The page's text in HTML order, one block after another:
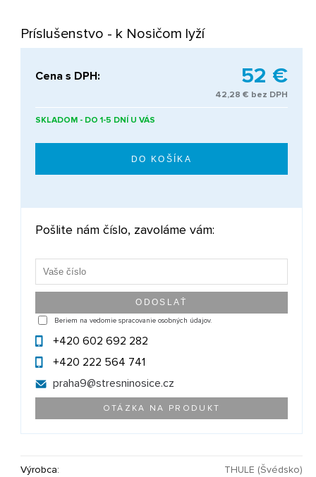
Príslušenstvo - k Nosičom lyží
Cena s DPH: 52 €
42,28 € bez DPH
SKLADOM - DO 1-5 DNÍ U VÁS
Pošlite nám číslo, zavoláme vám:
Beriem na vedomie spracovanie osobných údajov.
+420 602 692 282
+420 222 564 741
praha9@stresninosice.cz
OTÁZKA NA PRODUKT
Výrobca: THULE (Švédsko)